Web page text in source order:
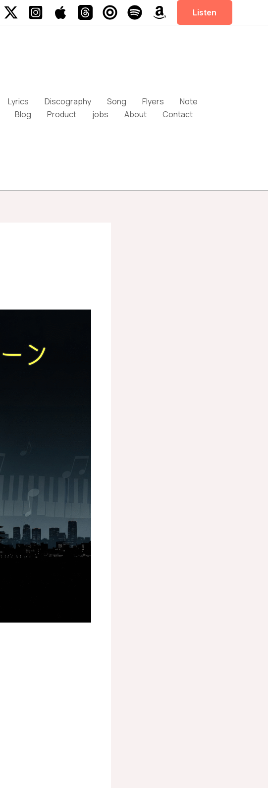
Listen
Lyrics Discography Song Flyers
Note
Blog Product jobs About Contact